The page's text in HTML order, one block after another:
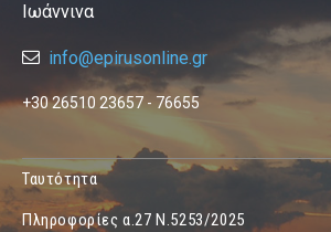
Ιωάννινα
info@epirusonline.gr
+30 26510 23657 - 76655
Ταυτότητα
Πληροφορίες α.27 Ν.5253/2025